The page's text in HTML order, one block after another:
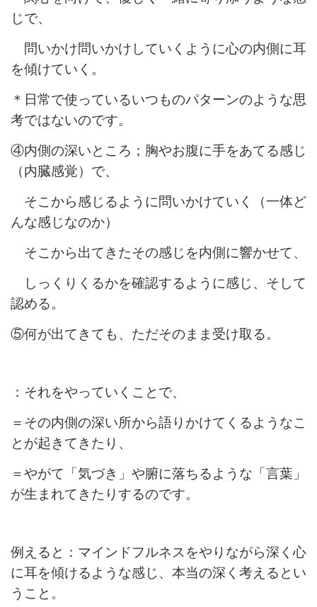
じで、
問いかけ問いかけしていくように心の内側に耳
を傾けていく。
＊日常で使っているいつものパターンのような思
考ではないのです。
④内側の深いところ；胸やお腹に手をあてる感じ
（内臓感覚）で、
そこから感じるように問いかけていく（一体ど
んな感じなのか）
そこから出てきたその感じを内側に響かせて、
しっくりくるかを確認するように感じ、そして
認める。
⑤何が出てきても、ただそのまま受け取る。
：それをやっていくことで、
＝その内側の深い所から語りかけてくるようなこ
とが起きてきたり、
＝やがて「気づき」や腑に落ちるような「言葉」
が生まれてきたりするのです。
例えると： マインドフルネスをやりながら深く心
に耳を傾けるような感じ、本当の深く考えるとい
うこと。